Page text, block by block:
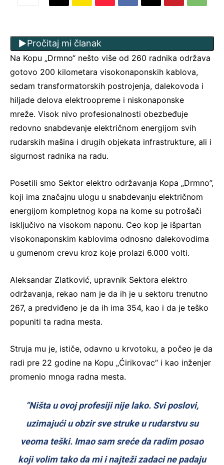
Pročitaj mi članak
Na Kopu „Drmno“ nešto više od 260 radnika održava
gotovo 200 kilometara visokonaponskih kablova,
sedam transformatorskih postrojenja, dalekovoda i
hiljade delova elektroopreme i niskonaponske
mreže. Visok nivo profesionalnosti obezbeđuje
redovno snabdevanje električnom energijom svih
rudarskih mašina i drugih objekata infrastrukture, ali i
sigurnost radnika na radu.
Posetili smo Sektor elektro održavanja Kopa „Drmno”,
koji ima značajnu ulogu u snabdevanju električnom
energijom kompletnog kopa na kome su potrošači
isključivo na visokom naponu. Ceo kop je išpartan
visokonaponskim kablovima odnosno dalekovodima
u gumenom crevu kroz koje prolazi 6.000 volti.
Aleksandar Zlatković, upravnik Sektora elektro
održavanja, rekao nam je da ih je u sektoru trenutno
267, a predviđeno je da ih ima 354, kao i da je teško
popuniti ta radna mesta.
Struja mu je, ističe, odavno u krvotoku, a počeo je da
radi pre 22 godine na Kopu „Ćirikovac“ i kao inženjer
promenio mnoga radna mesta.
“Ništa u ovoj profesiji nije lako. Svi poslovi,
uzimajući u obzir sve struke u rudarstvu su
veoma teški. Imao sam sreće da radim posao
koji volim tako da mi i najteži zadaci ne padaju